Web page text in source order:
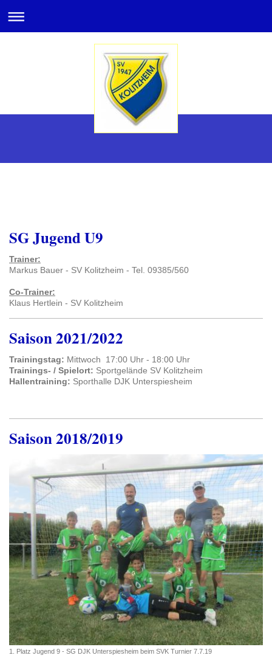
SG Jugend U9
Trainer:
Markus Bauer - SV Kolitzheim - Tel. 09385/560
Co-Trainer:
Klaus Hertlein - SV Kolitzheim
Saison 2021/2022
Trainingstag: Mittwoch 17:00 Uhr - 18:00 Uhr
Trainings- / Spielort: Sportgelände SV Kolitzheim
Hallentraining: Sporthalle DJK Unterspiesheim
Saison 2018/2019
1. Platz Jugend 9 - SG DJK Unterspiesheim beim SVK Turnier 7.7.19